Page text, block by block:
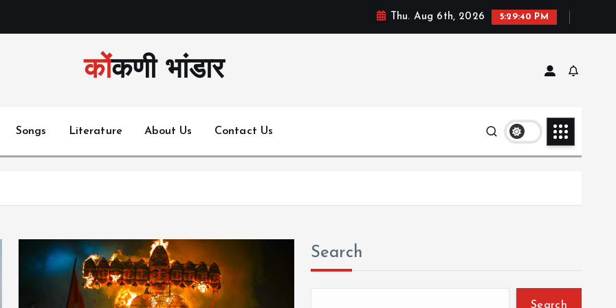
Thu. Aug 6th, 2026 5:29:41 PM
कोंकणी भांडार
Songs Literature About Us Contact Us
Search
Search